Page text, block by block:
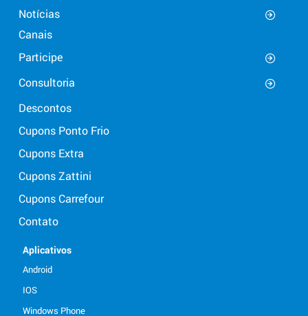
Notícias
Canais
Participe
Consultoria
Descontos
Cupons Ponto Frio
Cupons Extra
Cupons Zattini
Cupons Carrefour
Contato
Aplicativos
Android
IOS
Windows Phone